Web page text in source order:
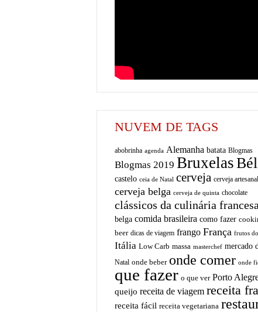
NUVEM DE TAGS
abobrinha agenda Alemanha batata Blogmas
Blogmas 2019 Bruxelas
castelo ceia de Natal cerveja cerveja artesanal
cerveja belga cerveja de quinta chocolate
clássicos da culinária francesa
belga comida brasileira como fazer
beer dicas de viagem frango França frutos
Itália Low Carb massa masterchef mercado
Natal onde beber onde comer onde
que fazer o que ver Porto
queijo receita de viagem receita
receita fácil receita vegetariana